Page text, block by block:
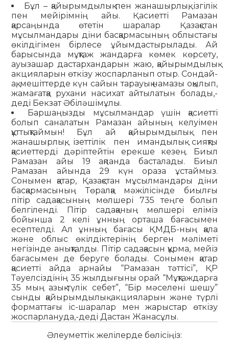
Бұл – қайырымдылық пен жанашырлық, ізгілік
пен мейірімнің айы. Қасиетті Рамазан
қарсаңында өтетін шаралар Қазақстан
мұсылмандары діни басқармасының облыстағы
өкілдігімен бірлесе ұйымдастырылады. Ай
барысында мұқтаж жандарға көмек көрсету,
ауызашар дастархандарын жаю, қайырымдылық
акцияларын өткізу жоспарланып отыр. Сондай-
ақ, мешіттерде күн сайын тарауық намазы оқылып,
жамағатқа рухани насихат айтылатын болады,-
деді Бекзат Әбіләшімұлы.
Баршаңызды мұсылмандар үшін қасиетті
болып саналатын Рамазан айының келуімен
құттықтаймын! Бұл ай қайырымдылық пен
жанашырлық, ізеттілік пен имандылық сияқты
қасиеттерді дәріптейтін ерекше кезең. Биыл
Рамазан айы 19 ақпанда басталады. Биыл
Рамазан айында 29 күн ораза ұстаймыз.
Сонымен қатар, Қазақстан мұсылмандары діни
басқармасының Төралқа мәжілісінде биылғы
пітір садақасының мөлшері 735 теңге болып
белгіленді. Пітір садақаның мөлшері еліміз
бойынша 2 келі ұнның орташа бағасымен
есептелді. Ал ұнның бағасы ҚМДБ-ның қала
және облыс өкілдіктерінің берген мәліметі
негізінде анықталды. Пітір садақасын құрма, мейіз
бағасымен де беруге болады. Сонымен қатар
қасиетті айда арнайы “Рамазан тәттісі”, ҚР
Тәуелсіздінің 35 жылдығыны орай “Мұқтаждарға
35 мың азық-түлік себет”, “Бір мәселені шешу”
сынды қайырымдылық акцияларын және түрлі
форматтағы іс-шаралар мен жарыстар өткізу
жоспарлануда,-деді Дастан Жанасұлы.
Әлеуметтік желілерде бөлісіңіз: